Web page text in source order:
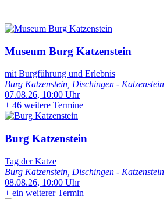
Museum Burg Katzenstein
mit Burgführung und Erlebnis
Burg Katzenstein, Dischingen - Katzenstein
07.08.26, 10:00 Uhr
+ 46 weitere Termine
Burg Katzenstein
Tag der Katze
Burg Katzenstein, Dischingen - Katzenstein
08.08.26, 10:00 Uhr
+ ein weiterer Termin